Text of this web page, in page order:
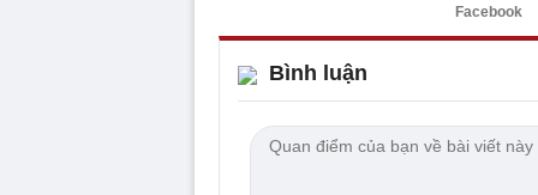
Facebook
Bình luận